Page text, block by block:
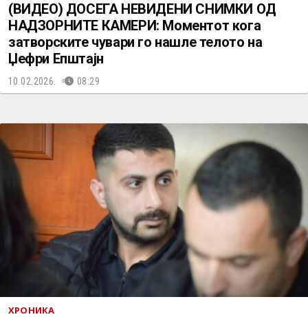
(ВИДЕО) ДОСЕГА НЕВИДЕНИ СНИМКИ ОД
НАДЗОРНИТЕ КАМЕРИ: Моментот кога
затворските чувари го нашле телото на
Џефри Епштајн
10.02.2026. 08:29
ХРОНИКА